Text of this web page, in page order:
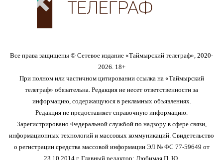
Все права защищены © Сетевое издание «Таймырский телеграф», 2020-
2026. 18+
При полном или частичном цитировании ссылка на «Таймырский
телеграф» обязательна. Редакция не несет ответственности за
информацию, содержащуюся в рекламных объявлениях.
Редакция не предоставляет справочную информацию.
Зарегистрировано Федеральной службой по надзору в сфере связи,
информационных технологий и массовых коммуникаций. Свидетельство
о регистрации средства массовой информации ЭЛ № ФС 77-59649 от
23.10.2014 г. Главный редактор: Любимая П. Ю.